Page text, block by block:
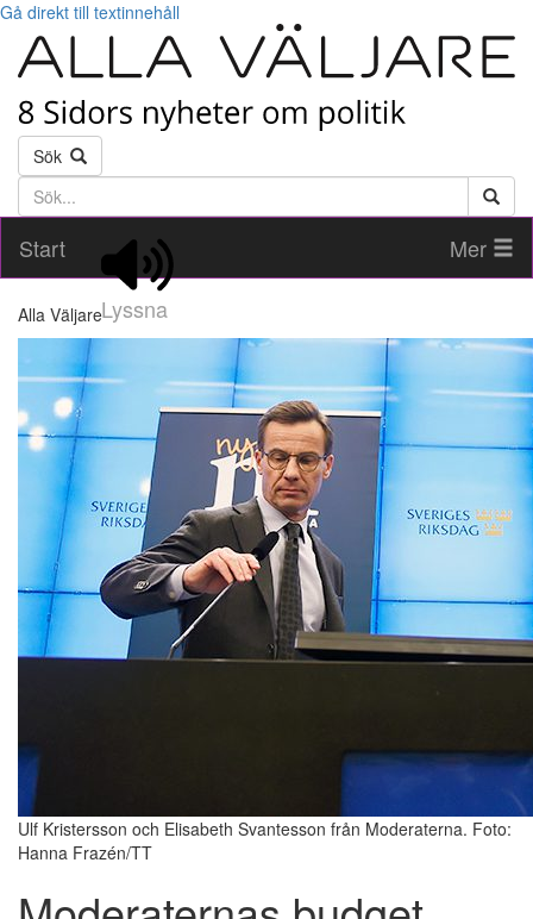
Gå direkt till textinnehåll
Sök
Söktext
Start
Lyssna
Mer
Alla Väljare
Ulf Kristersson och Elisabeth Svantesson från Moderaterna. Foto:
Hanna Frazén/TT